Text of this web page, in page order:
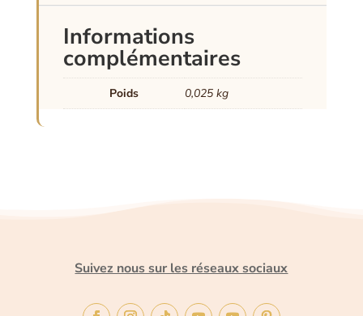
Informations
complémentaires
Poids 0,025 kg
Suivez nous sur les réseaux sociaux